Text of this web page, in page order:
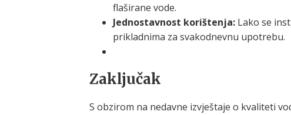
flaširane vode.
Jednostavnost korištenja: Lako se
prikladnima za svakodnevnu upotrebu.
Zaključak
S obzirom na nedavne izvještaje o kvaliteti